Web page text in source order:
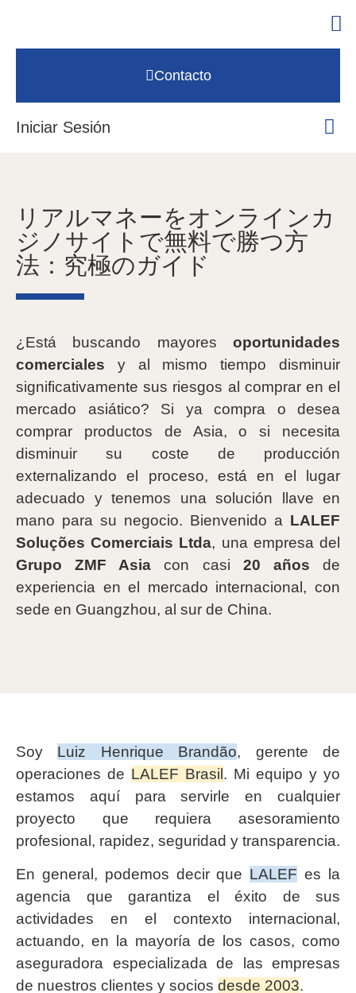
Contacto
Iniciar Sesión
リアルマネーをオンラインカ
ジノサイトで無料で勝つ方
法：究極のガイド
¿Está buscando mayores oportunidades
comerciales y al mismo tiempo disminuir
significativamente sus riesgos al comprar en el
mercado asiático? Si ya compra o desea
comprar productos de Asia, o si necesita
disminuir su coste de producción
externalizando el proceso, está en el lugar
adecuado y tenemos una solución llave en
mano para su negocio. Bienvenido a LALEF
Soluções Comerciais Ltda, una empresa del
Grupo ZMF Asia con casi 20 años de
experiencia en el mercado internacional, con
sede en Guangzhou, al sur de China.
Soy Luiz Henrique Brandão, gerente de
operaciones de LALEF Brasil. Mi equipo y yo
estamos aquí para servirle en cualquier
proyecto que requiera asesoramiento
profesional, rapidez, seguridad y transparencia.
En general, podemos decir que LALEF es la
agencia que garantiza el éxito de sus
actividades en el contexto internacional,
actuando, en la mayoría de los casos, como
aseguradora especializada de las empresas
de nuestros clientes y socios desde 2003.